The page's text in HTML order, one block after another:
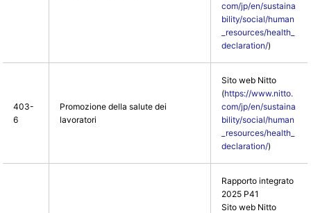
com/jp/en/sustaina
bility/social/human
_resources/health_
declaration/)
403-
6
Promozione della salute dei
lavoratori
Sito web Nitto
(https://www.nitto.
com/jp/en/sustaina
bility/social/human
_resources/health_
declaration/)
Rapporto integrato
2025 P41
Sito web Nitto